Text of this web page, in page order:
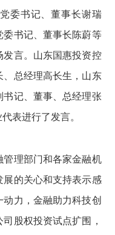
委书记、董事长谢瑞
书记、董事长陈蔚等
言。山东国惠投资控
、总经理高长生，山东
记、董事、总经理张
表进行了发言。
理部门和各家金融机
的关心和支持表示感
力，金融助力科技创
股权投资试点扩围，